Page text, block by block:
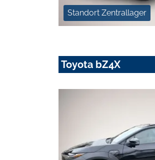
Standort Zentrallager
Toyota bZ4X